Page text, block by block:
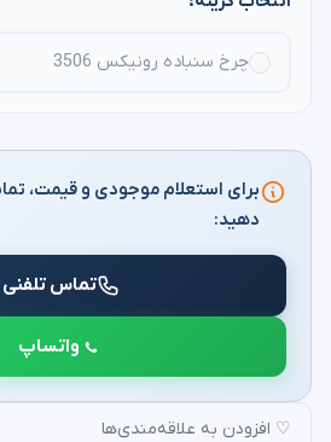
چرخ سنباده رونیکس 3506
برای استعلام موجودی و قیمت،
دهید:
تماس تلفنی
واتساپ
♡ افزودن به علاقه‌مندی‌ها